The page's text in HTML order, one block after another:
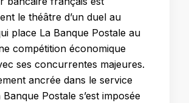
le théâtre d’un duel au
place La Banque Postale au
compétition économique
ses concurrentes majeures.
ancrée dans le service
Postale s’est imposée